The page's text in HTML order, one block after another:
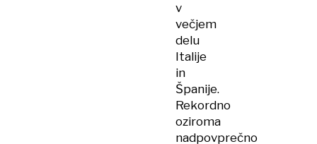
v
večjem
delu
Italije
in
Španije.
Rekordno
oziroma
nadpovprečno